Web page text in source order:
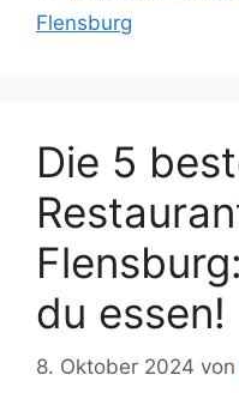
Flensburg
Die 5
du essen!
8. Oktober 2024 von